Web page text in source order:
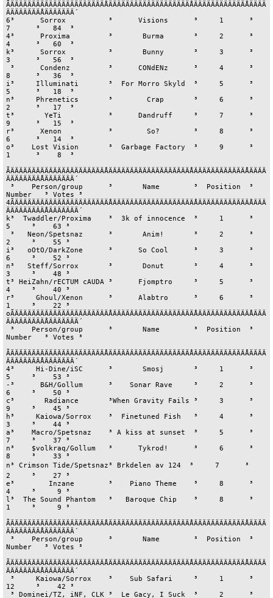
ÃÄÄÄÄÄÄÄÄÄÄÄÄÄÄÄÄÄÄÄÄÄÄÅÄÄÄÄÄÄÄÄÄÄÄÄÄÄÄÄÄÄÄÅÄÄÄÄÄÄÄÄÄÄÄÄÅÄÄÄÄ
ÄÄÄÄÄÄÄÄÅÄÄÄÄÄÄÄ´
6³      Sorrox          ³      Visions      ³     1      ³
7      ³   84  ³
4³      Proxima         ³       Burma       ³     2      ³
4      ³   60  ³
k³      Sorrox          ³       Bunny       ³     3      ³
3      ³   56  ³
8      ³   36  ³
i³     Illuminati       ³  For Morro Skyld  ³     5      ³
5      ³   18  ³
n³     Phrenetics       ³        Crap       ³     6      ³
2      ³   17  ³
t³       YeTi           ³      Dandruff     ³     7      ³
9      ³   15  ³
r³      Xenon           ³        So?        ³     8      ³
6      ³   14  ³
o³    Lost Vision       ³  Garbage Factory  ³     9      ³
1      ³    8  ³
ÃÄÄÄÄÄÄÄÄÄÄÄÄÄÄÄÄÄÄÄÄÄÄÅÄÄÄÄÄÄÄÄÄÄÄÄÄÄÄÄÄÄÄÅÄÄÄÄÄÄÄÄÄÄÄÄÅÄÄÄÄ
ÄÄÄÄÄÄÄÄÅÄÄÄÄÄÄÄ´
Number   ³ Votes ³
4ÃÄÄÄÄÄÄÄÄÄÄÄÄÄÄÄÄÄÄÄÄÄÄÅÄÄÄÄÄÄÄÄÄÄÄÄÄÄÄÄÄÄÄÅÄÄÄÄÄÄÄÄÄÄÄÄÅÄÄÄ
ÄÄÄÄÄÄÄÄÄÅÄÄÄÄÄÄÄ´
k³  Twaddler/Proxima    ³  3k of innocence  ³     1      ³
5     ³    63 ³
2     ³    55 ³
i³   oOtO/DarkZone      ³      So Cool      ³     3      ³
6     ³    52 ³
n³   Steff/Sorrox       ³       Donut       ³     4      ³
3     ³    48 ³
t³ HeiZahn/rECTUM cAUDA ³      Fjomptro     ³     5      ³
4     ³    40 ³
r³     Ghoul/Xenon      ³      Alabtro      ³     6      ³
1     ³    22 ³
oÃÄÄÄÄÄÄÄÄÄÄÄÄÄÄÄÄÄÄÄÄÄÄÅÄÄÄÄÄÄÄÄÄÄÄÄÄÄÄÄÄÄÄÅÄÄÄÄÄÄÄÄÄÄÄÄÅÄÄÄ
ÄÄÄÄÄÄÄÄÄÅÄÄÄÄÄÄÄ´
Number   ³ Votes ³
ÃÄÄÄÄÄÄÄÄÄÄÄÄÄÄÄÄÄÄÄÄÄÄÅÄÄÄÄÄÄÄÄÄÄÄÄÄÄÄÄÄÄÄÅÄÄÄÄÄÄÄÄÄÄÄÄÅÄÄÄÄ
ÄÄÄÄÄÄÄÄÅÄÄÄÄÄÄÄ´
4³     Hi-Dine/iSC      ³       Smosj       ³     1      ³
5     ³    53 ³
-³      B&H/Gollum      ³    Sonar Rave     ³     2      ³
6     ³    50 ³
c³       Radiance       ³When Gravity Fails ³     3      ³
9     ³    45 ³
h³     Kaiowa/Sorrox    ³  Finetuned Fish   ³     4      ³
3     ³    44 ³
a³    Macro/Spetsnaz    ³ A kiss at sunset  ³     5      ³
7     ³    37 ³
n³    $volkraq/Gollum   ³      Tykrod!      ³     6      ³
8     ³    33 ³
n³ Crimson Tide/Spetsnaz³ Brkdelen av 124  ³     7      ³
2     ³    27 ³
e³        Inzane        ³    Piano Theme    ³     8      ³
4     ³     9 ³
l³  The Sound Phantom   ³   Baroque Chip    ³     8      ³
1     ³     9 ³
ÃÄÄÄÄÄÄÄÄÄÄÄÄÄÄÄÄÄÄÄÄÄÄÅÄÄÄÄÄÄÄÄÄÄÄÄÄÄÄÄÄÄÄÅÄÄÄÄÄÄÄÄÄÄÄÄÅÄÄÄÄ
ÄÄÄÄÄÄÄÄÅÄÄÄÄÄÄÄ´
Number   ³ Votes ³
ÃÄÄÄÄÄÄÄÄÄÄÄÄÄÄÄÄÄÄÄÄÄÄÅÄÄÄÄÄÄÄÄÄÄÄÄÄÄÄÄÄÄÄÅÄÄÄÄÄÄÄÄÄÄÄÄÅÄÄÄÄ
ÄÄÄÄÄÄÄÄÅÄÄÄÄÄÄÄ´
12     ³    42 ³